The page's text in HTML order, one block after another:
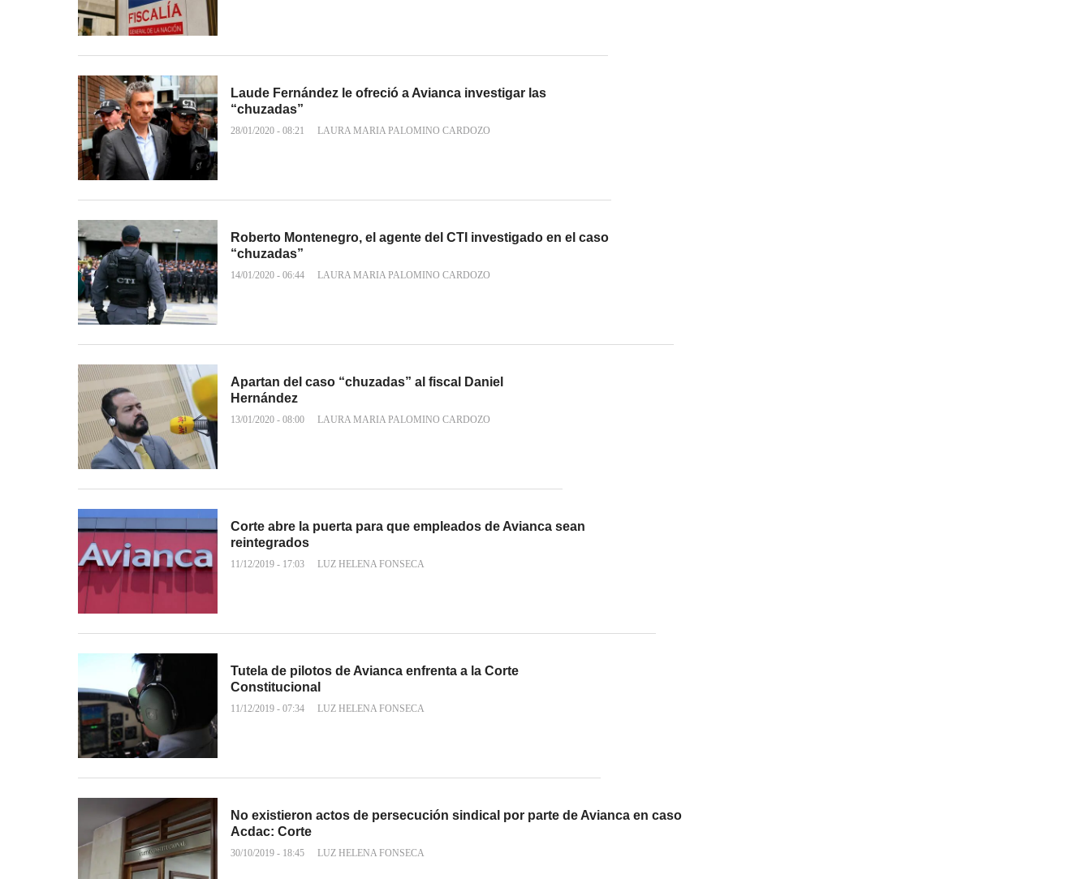
Laude Fernández le ofreció a Avianca investigar las
“chuzadas”
28/01/2020 - 08:21 LAURA MARIA PALOMINO CARDOZO
Roberto Montenegro, el agente del CTI investigado en el caso
“chuzadas”
14/01/2020 - 06:44 LAURA MARIA PALOMINO CARDOZO
Apartan del caso “chuzadas” al fiscal Daniel
Hernández
13/01/2020 - 08:00 LAURA MARIA PALOMINO CARDOZO
Corte abre la puerta para que empleados de Avianca sean
reintegrados
11/12/2019 - 17:03 LUZ HELENA FONSECA
Tutela de pilotos de Avianca enfrenta a la Corte
Constitucional
11/12/2019 - 07:34 LUZ HELENA FONSECA
No existieron actos de persecución sindical por parte de Avianca en caso
Acdac: Corte
30/10/2019 - 18:45 LUZ HELENA FONSECA